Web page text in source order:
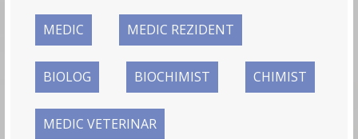
MEDIC MEDIC REZIDENT
BIOLOG BIOCHIMIST CHIMIST
MEDIC VETERINAR